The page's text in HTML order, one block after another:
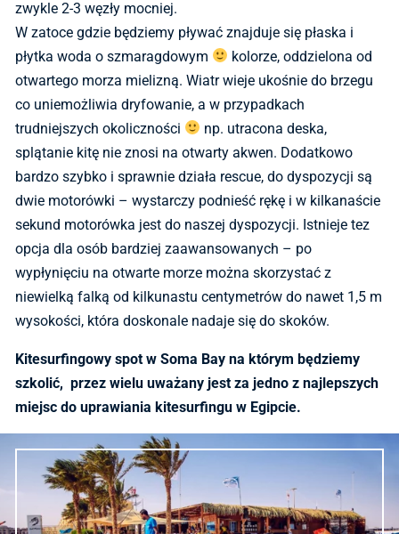
zwykle 2-3 węzły mocniej.
W zatoce gdzie będziemy pływać znajduje się płaska i
płytka woda o szmaragdowym
kolorze, oddzielona od
otwartego morza mielizną. Wiatr wieje ukośnie do brzegu
co uniemożliwia dryfowanie, a w przypadkach
trudniejszych okoliczności
np. utracona deska,
splątanie kitę nie znosi na otwarty akwen. Dodatkowo
bardzo szybko i sprawnie działa rescue, do dyspozycji są
dwie motorówki – wystarczy podnieść rękę i w kilkanaście
sekund motorówka jest do naszej dyspozycji. Istnieje tez
opcja dla osób bardziej zaawansowanych – po
wypłynięciu na otwarte morze można skorzystać z
niewielką falką od kilkunastu centymetrów do nawet 1,5 m
wysokości, która doskonale nadaje się do skoków.
Kitesurfingowy spot w Soma Bay na którym będziemy
szkolić, przez wielu uważany jest za jedno z najlepszych
miejsc do uprawiania kitesurfingu w Egipcie.